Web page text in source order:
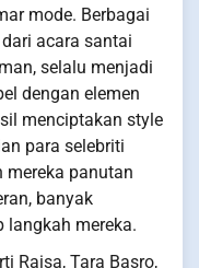
mode. Berbagai
acara santai
selalu menjadi
dengan elemen
menciptakan style
para selebriti
mereka panutan
banyak
langkah mereka.
Raisa, Tara Basro,